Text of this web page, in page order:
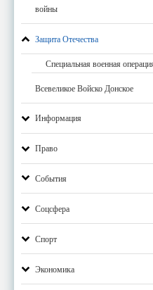
войны
Защита Отечества
Специальная военная
Всевеликое Войско Донское
Информация
Право
События
Соцсфера
Спорт
Экономика